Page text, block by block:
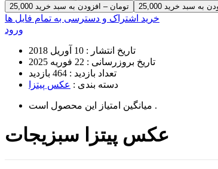
25,000 تومان – افزودن به سبد خرید
خرید اشتراک و دسترسی به تمام فایل ها
ورود
تاریخ انتشار : 10 آوریل 2018
تاریخ بروزرسانی : 22 فوریه 2025
تعداد بازدید : 464 بازدید
دسته بندی : عکس پیتزا
میانگین امتیاز این محصول است .
عکس پیتزا سبزیجات